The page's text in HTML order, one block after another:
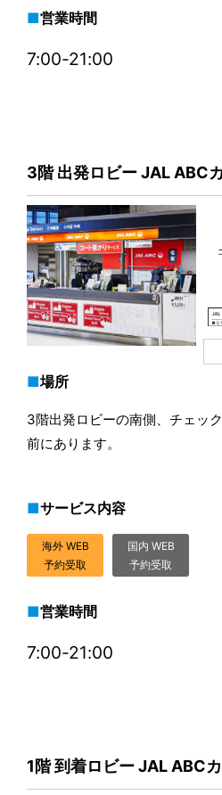
営業時間
7:00-21:00
3階 出発ロビー JAL ABC
場所
3階出発ロビーの南側、チェッ
前にあります。
サービス内容
海外 WEB
予約受取
国内 WEB
予約受取
営業時間
7:00-21:00
1階 到着ロビー JAL ABC